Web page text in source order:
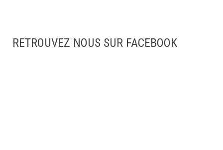
RETROUVEZ NOUS SUR FACEBOOK